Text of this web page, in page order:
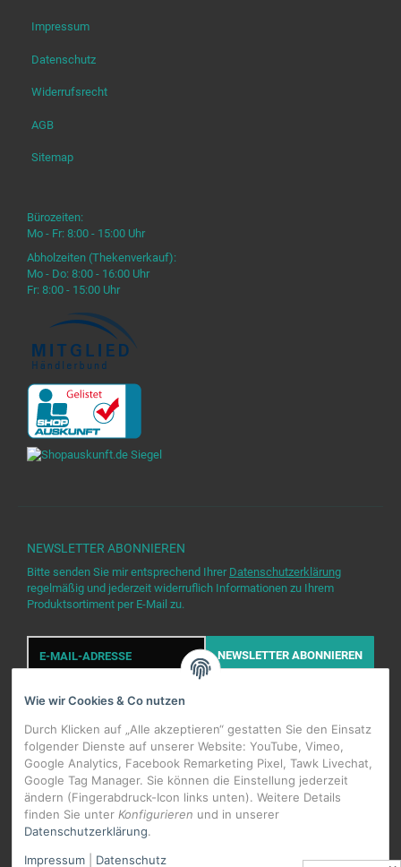
Impressum
Datenschutz
Widerrufsrecht
AGB
Sitemap
Bürozeiten:
Mo - Fr: 8:00 - 15:00 Uhr
Abholzeiten (Thekenverkauf):
Mo - Do: 8:00 - 16:00 Uhr
Fr: 8:00 - 15:00 Uhr
NEWSLETTER ABONNIEREN
Bitte senden Sie mir entsprechend Ihrer Datenschutzerklärung
regelmäßig und jederzeit widerruflich Informationen zu Ihrem
Produktsortiment per E-Mail zu.
E-
Mail-
Adresse
NEWSLETTER ABONNIEREN
WIDERRUFSBUTTON
Alle Preise inkl. gesetzlicher USt., zzgl.
Wie wir Cookies & Co nutzen
Durch Klicken auf „Alle akzeptieren“ gestatten Sie den Einsatz
folgender Dienste auf unserer Website: YouTube, Vimeo,
Google Analytics, Facebook Remarketing Pixel, Tawk Livechat,
Google Tag Manager. Sie können die Einstellung jederzeit
ändern (Fingerabdruck-Icon links unten). Weitere Details
finden Sie unter Konfigurieren und in unserer
Datenschutzerklärung.
Impressum
Datenschutz